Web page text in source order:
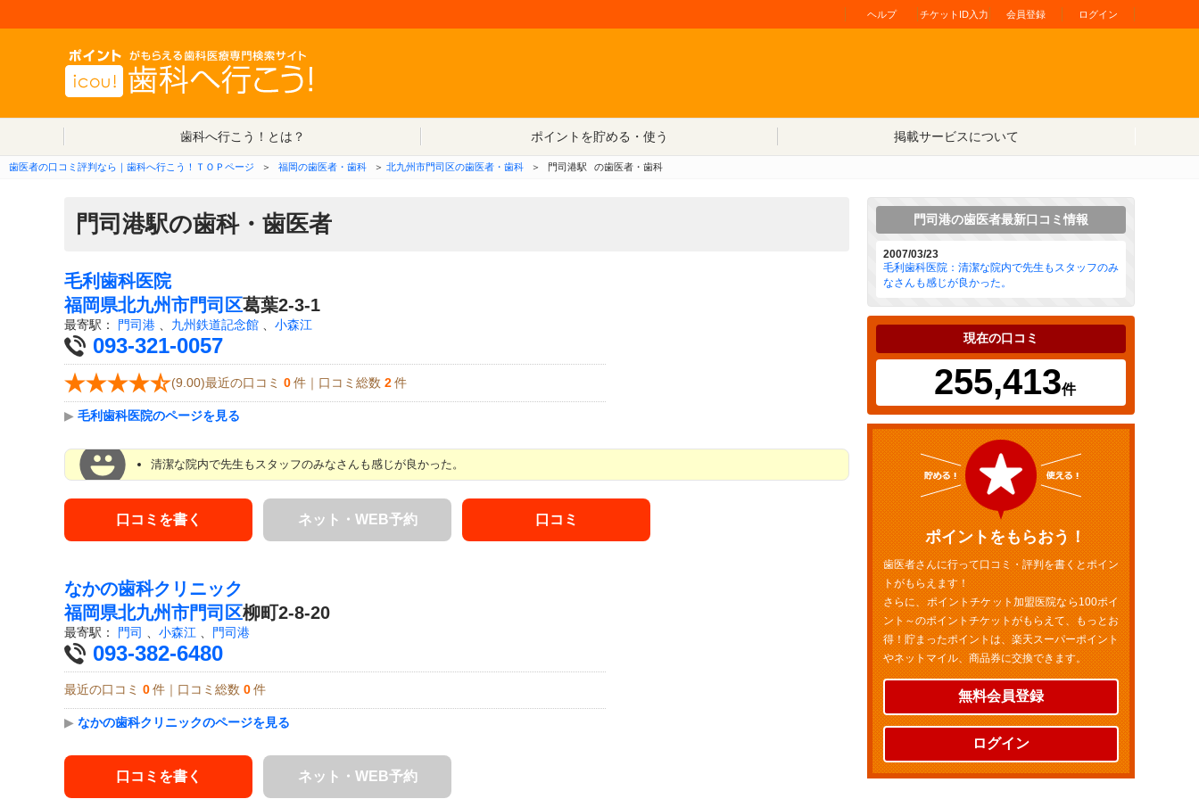
ヘルプ チケットID入力 会員登録 ログイン
歯科へ行こう！とは？
ポイントを貯める・使う 掲載サービスについて
歯医者の口コミ評判なら｜歯科へ行こう！ＴＯＰページ ＞ 福岡の歯医者・歯科 ＞ 北九州市門司区の歯医者・歯科 ＞ 門司港駅 の歯医者・歯科
門司港駅の歯科・歯医者
毛利歯科医院
福岡県北九州市門司区葛葉2-3-1
最寄駅： 門司港 九州鉄道記念館 小森江
093-321-0057
(9.00)最近の口コミ 0 件｜口コミ総数 2 件
▶ 毛利歯科医院のページを見る
清潔な院内で先生もスタッフのみなさんも感じが良かった。
口コミを書く ネット・WEB予約 口コミ
なかの歯科クリニック
福岡県北九州市門司区柳町2-8-20
最寄駅： 門司 小森江 門司港
093-382-6480
最近の口コミ 0 件｜口コミ総数 0 件
▶ なかの歯科クリニックのページを見る
口コミを書く ネット・WEB予約
門司港の歯医者最新口コミ情報
2007/03/23
毛利歯科医院：清潔な院内で先生もスタッフのみ
なさんも感じが良かった。
現在の口コミ
255,413件
ポイントをもらおう！
歯医者さんに行って口コミ・評判を書くとポイン
トがもらえます！
さらに、ポイントチケット加盟医院なら100ポイ
ント～のポイントチケットがもらえて、もっとお
得！貯まったポイントは、楽天スーパーポイント
やネットマイル、商品券に交換できます。
無料会員登録
ログイン